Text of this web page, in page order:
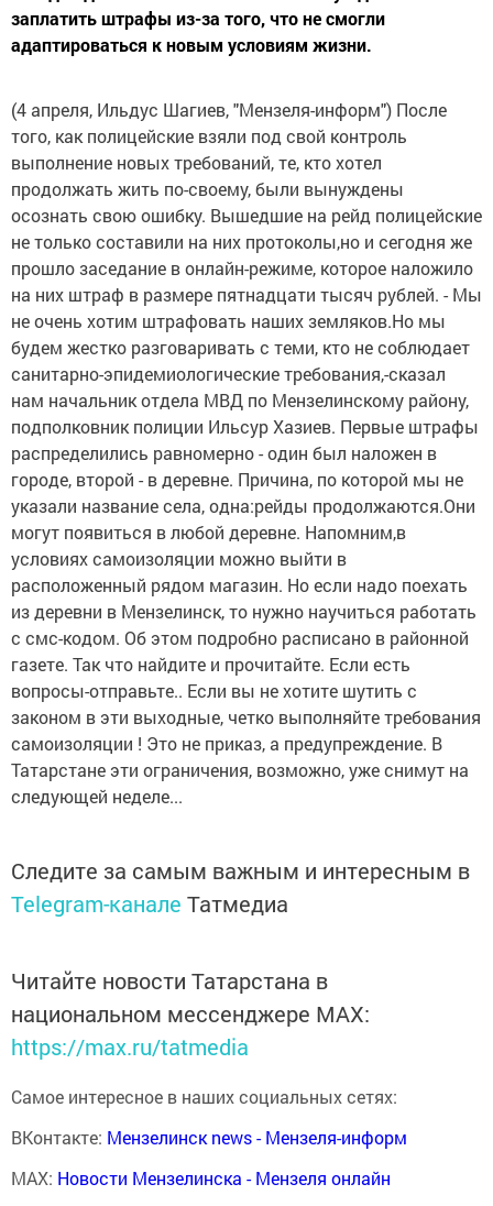
заплатить штрафы из-за того, что не смогли
адаптироваться к новым условиям жизни.
(4 апреля, Ильдус Шагиев, "Мензеля-информ") После
того, как полицейские взяли под свой контроль
выполнение новых требований, те, кто хотел
продолжать жить по-своему, были вынуждены
осознать свою ошибку. Вышедшие на рейд полицейские
не только составили на них протоколы,но и сегодня же
прошло заседание в онлайн-режиме, которое наложило
на них штраф в размере пятнадцати тысяч рублей. - Мы
не очень хотим штрафовать наших земляков.Но мы
будем жестко разговаривать с теми, кто не соблюдает
санитарно-эпидемиологические требования,-сказал
нам начальник отдела МВД по Мензелинскому району,
подполковник полиции Ильсур Хазиев. Первые штрафы
распределились равномерно - один был наложен в
городе, второй - в деревне. Причина, по которой мы не
указали название села, одна:рейды продолжаются.Они
могут появиться в любой деревне. Напомним,в
условиях самоизоляции можно выйти в
расположенный рядом магазин. Но если надо поехать
из деревни в Мензелинск, то нужно научиться работать
с смс-кодом. Об этом подробно расписано в районной
газете. Так что найдите и прочитайте. Если есть
вопросы-отправьте.. Если вы не хотите шутить с
законом в эти выходные, четко выполняйте требования
самоизоляции ! Это не приказ, а предупреждение. В
Татарстане эти ограничения, возможно, уже снимут на
следующей неделе...
Следите за самым важным и интересным в
Telegram-канале Татмедиа
Читайте новости Татарстана в
национальном мессенджере MАХ:
https://max.ru/tatmedia
Самое интересное в наших социальных сетях:
ВКонтакте: Мензелинск news - Мензеля-информ
MAX: Новости Мензелинска - Мензеля онлайн